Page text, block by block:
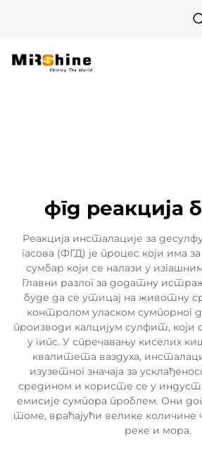
фгд реакција
Реакција инсталације за
гасова (ФГД) је процес који има
сумбар који се налази у
Главни разлог за додатну
буде да се утицај на животну
контролом уласком сумпорног
производи калцијум сулфит, који
у гипс. У спречавању киселих
квалитета ваздуха,
изузетног значаја за
средином и користе се у
емисије сумпора проблем. Они
томе, враћајући велике
реке и мора.